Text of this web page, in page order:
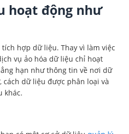
hoạt động như
hợp dữ liệu. Thay vì làm việc
vụ ảo hóa dữ liệu chỉ hoạt
hạn như thông tin về nơi dữ
dữ liệu được phân loại và
khác.